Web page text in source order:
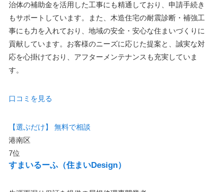
治体の補助金を活用した工事にも精通しており、申請手続き
もサポートしています。また、木造住宅の耐震診断・補強工
事にも力を入れており、地域の安全・安心な住まいづくりに
貢献しています。お客様のニーズに応じた提案と、誠実な対
応を心掛けており、アフターメンテナンスも充実していま
す。
口コミを見る
【選ぶだけ】
無料で相談
港南区
7位
すまいるーふ（住まいDesign）